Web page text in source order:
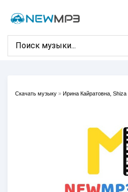
Скачать музыку » Ирина Кайратовна, Shiza